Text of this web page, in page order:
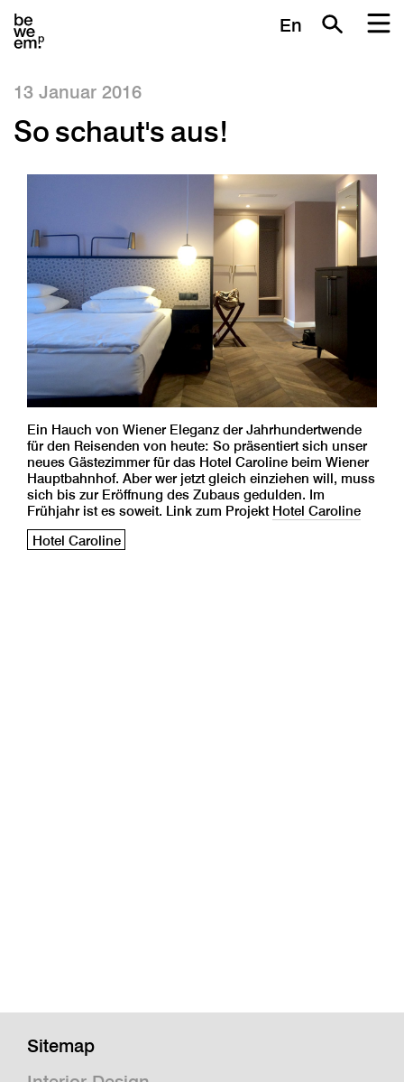
En
13 Januar 2016
So schaut's aus!
Ein Hauch von Wiener Eleganz der Jahrhundertwende
für den Reisenden von heute: So präsentiert sich unser
neues Gästezimmer für das Hotel Caroline beim Wiener
Hauptbahnhof. Aber wer jetzt gleich einziehen will, muss
sich bis zur Eröffnung des Zubaus gedulden. Im
Frühjahr ist es soweit. Link zum Projekt Hotel Caroline
Hotel Caroline
Sitemap